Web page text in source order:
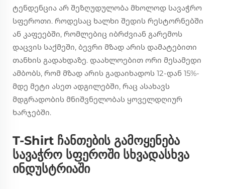
ტენდენცია არ შეზღუდულობა მხოლოდ სავაჭრო
სფეროთი. როდესაც ხალხი შედის რესტორნებში
ან კაფეებში, რომლებიც იბრძვიან გარემოს
დაცვის საქმეში, ბევრი მზად არის დამატებითი
თანხის გადახდაზე. დაახლოებით ორი მესამედი
ამბობს, რომ მზად არის გადაიხადოს 12-დან 15%-
მდე მეტი ასეთ ადგილებში, რაც ასახავს
მდგრადობის მნიშვნელობას ყოველდღიურ
ხარჯებში.
T-Shirt ჩანთების გამოყენება
სავაჭრო სფეროში სხვადასხვა
ინდუსტრიაში